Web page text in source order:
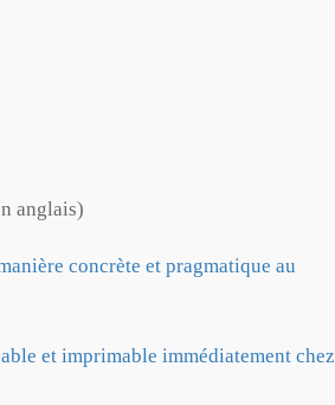
anglais)
concrète et pragmatique au
et imprimable immédiatement chez